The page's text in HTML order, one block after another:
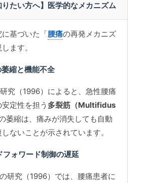
りたい方へ】医学的なメカニズム
基づいた「腰痛の再発メカニズ
ます。
萎縮と機能不全
究（1996）によると、急性腰痛
定性を担う 多裂筋（Multifidus
萎縮は、痛みが消失しても自動
ないことが示されています。
フォワード制御の遅延
研究（1996）では、腰痛患者に